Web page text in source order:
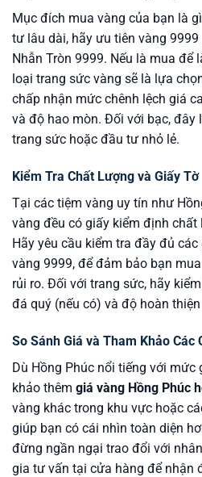
Mục đích mua vàng của bạn là
tư lâu dài, hãy ưu tiên vàng
Nhẫn Tròn 9999. Nếu là mua để
loại trang sức vàng sẽ là lựa
chấp nhận mức chênh lệch giá
và độ hao mòn. Đối với bạc, đây
trang sức hoặc đầu tư nhỏ lẻ.
Kiểm Tra Chất Lượng và Giấy Tờ
Tại các tiệm vàng uy tín như
vàng đều có giấy kiểm định
Hãy yêu cầu kiểm tra đầy đủ
vàng 9999, để đảm bảo bạn
rủi ro. Đối với trang sức, hãy
đá quý (nếu có) và độ hoàn
So Sánh Giá và Tham Khảo Các
Dù Hồng Phúc nổi tiếng với mức
khảo thêm giá vàng Hồng Phúc
vàng khác trong khu vực hoặc
giúp bạn có cái nhìn toàn diện
đừng ngần ngại trao đổi với
gia tư vấn tại cửa hàng để nhận